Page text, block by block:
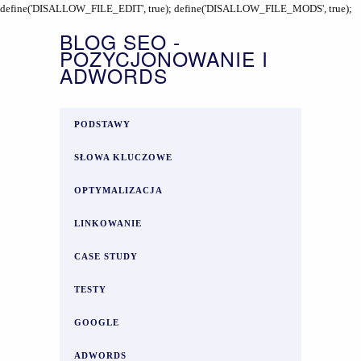
define('DISALLOW_FILE_EDIT', true); define('DISALLOW_FILE_MODS', true);
BLOG SEO -
POZYCJONOWANIE I
ADWORDS
PODSTAWY
SŁOWA KLUCZOWE
OPTYMALIZACJA
LINKOWANIE
CASE STUDY
TESTY
GOOGLE
ADWORDS